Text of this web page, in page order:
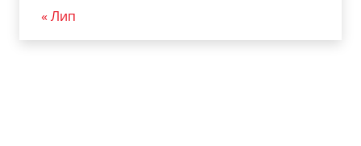
« Лип